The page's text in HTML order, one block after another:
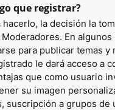
que registrar?
hacerlo, la decisión la
En algunos
para publicar temas y
le dará acceso a
que como usuario
su imagen
suscripción a grupos de